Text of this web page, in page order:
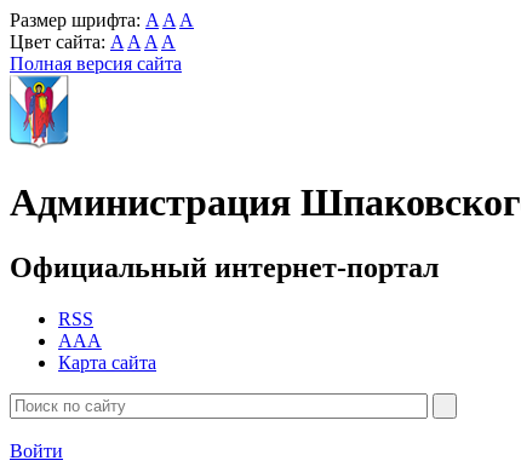
Размер шрифта: A A A
Цвет сайта: A A A A
Полная версия сайта
Администрация
Официальный интернет-портал
RSS
AAA
Карта сайта
Войти